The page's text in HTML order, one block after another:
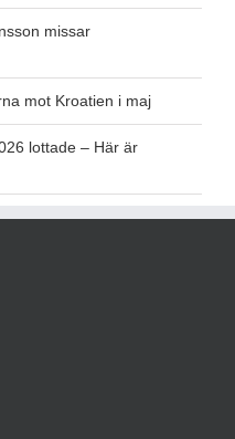
missar
mot Kroatien i maj
lottade – Här är